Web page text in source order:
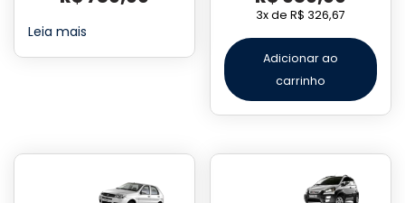
Leia mais
3x deR$ 326,67
Adicionar ao
carrinho